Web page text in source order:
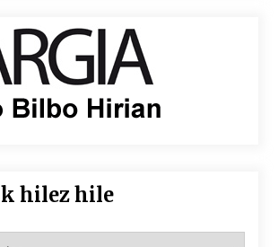
hilez hile